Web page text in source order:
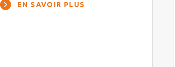
EN SAVOIR PLUS